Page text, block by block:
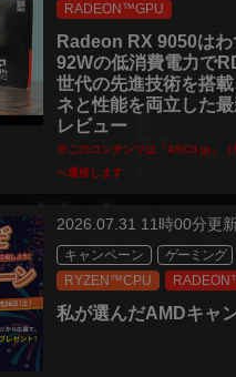
RADEON™GPU
Radeon RX 9050は
92Wの低消費電力で
世代の先進技術を搭
ネと性能を両立した
レビュー
※このコンテンツは「ASCII.jp」（
へ遷移します
2026.07.31 11時00分更
キャンペーン
ゲーミング
RYZEN™CPU
私が選んだAMDキャ